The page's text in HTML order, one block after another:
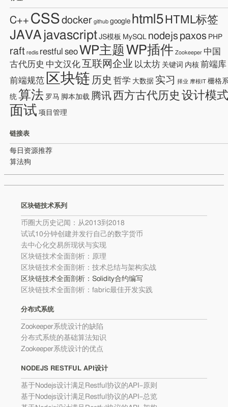
C++ CSS docker github google html5 HTML标签
JAVA javascript JS模板 MySQL nodejs paxos PHP
raft redis restful seoWP主题 WP插件 Zookeeper 中国
古代历史 中文汉化 互联网企业 以太坊 关键词 内核 前端库
前端规范 区块链 历史 哲学 大数据 实习 择业 摩根IT 栅格
统 算法 罗马 脚本加载 腾讯 西方古代历史 设计模
面试 项目管理
链接表
每日资源推荐
算法狗
区块链技术系列
币圈大历史记闻：从2013到2018
试试10分钟创建并发行自己的数字货币
去中心化交易所现状与实现
区块链技术全面剖析：原理
区块链技术全面剖析：技术总结与架构实战
区块链技术全面剖析：Solidity合约编写
区块链技术全面剖析：fabric最佳开发实践
分布式系统
Zookeeper系统设计的缺陷
分布式系统的基础算法知识
Zookeeper系统设计的优点
NODEJS RESTFUL API设计
基于Nodejs设计满足Restful协议的API–原则
基于Nodejs设计满足Restful协议的API–总览